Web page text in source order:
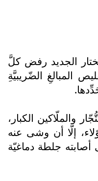
الجديد رفض كلَّ
المبالغِ الضّريبيَّةِ
والملّاكين الكبار،
إلّا أن وشى عنه
جلطة دماغيّة